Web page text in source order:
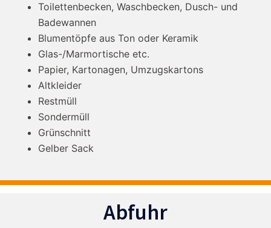
Toilettenbecken, Waschbecken, Dusch- und
Badewannen
Blumentöpfe aus Ton oder Keramik
Glas-/Marmortische etc.
Papier, Kartonagen, Umzugskartons
Altkleider
Restmüll
Sondermüll
Grünschnitt
Gelber Sack
Abfuhr